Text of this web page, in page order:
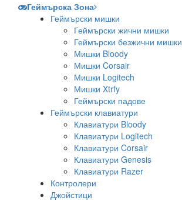
Геймърска Зона
Геймърски мишки
Геймърски жични мишки
Геймърски безжични мишки
Мишки Bloody
Мишки Corsair
Мишки Logitech
Мишки Xtrfy
Геймърски падове
Геймърски клавиатури
Клавиатури Bloody
Клавиатури Logitech
Клавиатури Corsair
Клавиатури Genesis
Клавиатури Razer
Контролери
Джойстици